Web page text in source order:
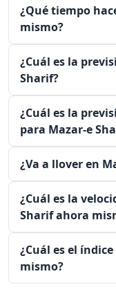
¿Qué tiempo
mismo?
¿Cuál es la
Sharif?
¿Cuál es la
para Mazar-e
¿Va a llover en
¿Cuál es la
Sharif ahora
¿Cuál es el
mismo?